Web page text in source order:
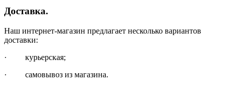
Доставка.
Наш интернет-магазин предлагает несколько вариантов
доставки:
· курьерская;
· самовывоз из магазина.